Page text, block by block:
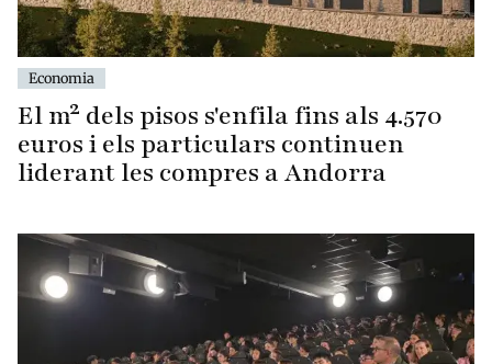
Economia
El m² dels pisos s'enfila fins als 4.570
euros i els particulars continuen
liderant les compres a Andorra